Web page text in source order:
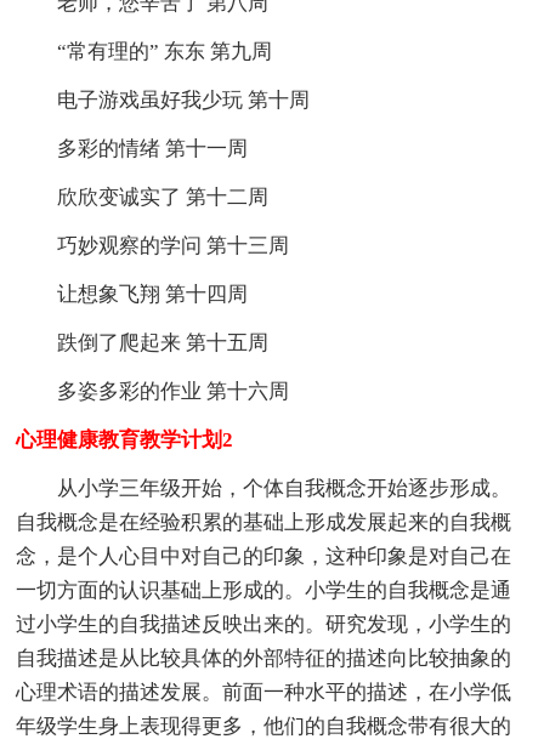
“常有理的” 东东 第九周
电子游戏虽好我少玩 第十周
多彩的情绪 第十一周
欣欣变诚实了 第十二周
巧妙观察的学问 第十三周
让想象飞翔 第十四周
跌倒了爬起来 第十五周
多姿多彩的作业 第十六周
心理健康教育教学计划2
从小学三年级开始，个体自我概念开始逐步形成。
自我概念是在经验积累的基础上形成发展起来的自我概
念，是个人心目中对自己的印象，这种印象是对自己在
一切方面的认识基础上形成的。小学生的自我概念是通
过小学生的自我描述反映出来的。研究发现，小学生的
自我描述是从比较具体的外部特征的描述向比较抽象的
心理术语的描述发展。前面一种水平的描述，在小学低
年级学生身上表现得更多，他们的自我概念带有很大的